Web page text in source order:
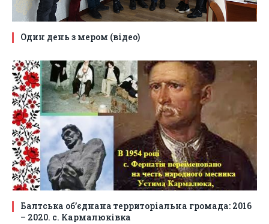
Один день з мером (відео)
Балтська об’єднана территоріальна громада: 2016
– 2020. с. Кармалюківка